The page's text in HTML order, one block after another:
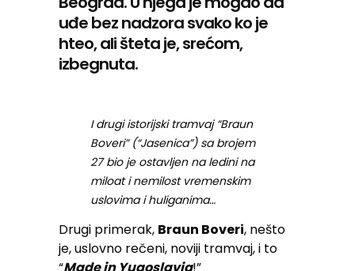
uđe bez nadzora svako ko je
hteo, ali šteta je, srećom,
izbegnuta.
I drugi istorijski tramvaj “Braun
Boveri” (“Jasenica”) sa brojem
27 bio je ostavljen na ledini na
miloat i nemilost vremenskim
uslovima i huliganima…
Drugi primerak, Braun Boveri, nešto
je, uslovno rečeni, noviji tramvaj, i to